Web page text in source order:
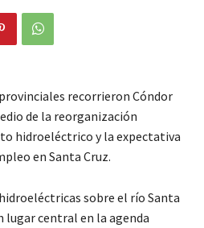
recorrieron Cóndor
de la reorganización
hidroeléctrico y la expectativa
en Santa Cruz.
sobre el río Santa
lugar central en la agenda